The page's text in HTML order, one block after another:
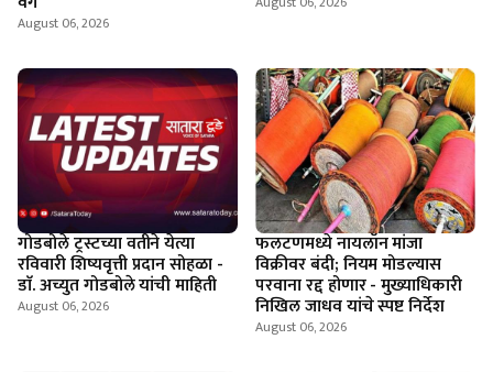
August 06, 2026
गोडबोले ट्रस्टच्या वतीने येत्या
रविवारी शिष्यवृत्ती प्रदान सोहळा -
डाॅ. अच्युत गोडबोले यांची माहिती
August 06, 2026
फलटणमध्ये नायलॉन मांजा
विक्रीवर बंदी; नियम मोडल्यास
परवाना रद्द होणार - मुख्याधिकारी
निखिल जाधव यांचे स्पष्ट निर्देश
August 06, 2026